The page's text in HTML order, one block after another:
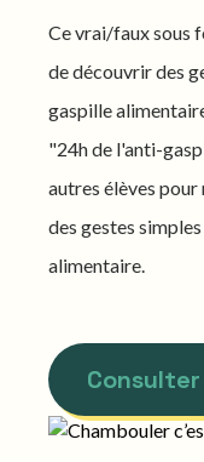
Ce vrai/faux sous
de découvrir des
gaspille
"24h de l'anti-
autres élèves
des gestes
alimentaire.